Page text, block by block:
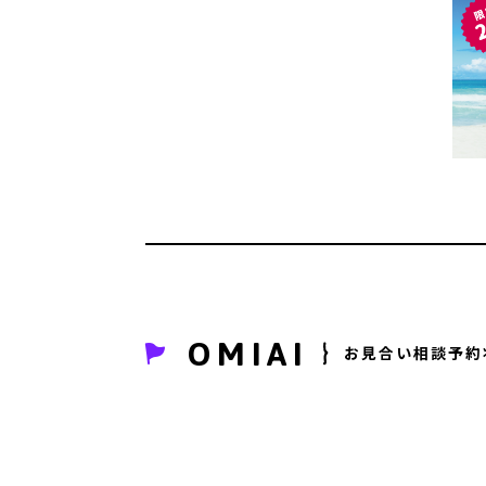
OMIAI お見合い相談予